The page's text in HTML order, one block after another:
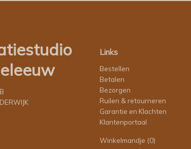
Links
Bestellen
Betalen
Bezorgen
Ruilen & retourneren
Garantie en Klachten
Klantenportaal
Winkelmandje (0)